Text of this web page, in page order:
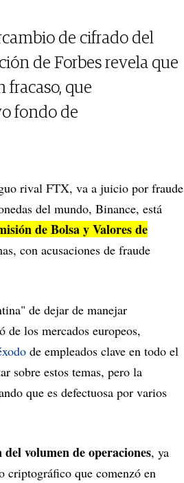
de cifrado del
de Forbes revela que
fracaso, que
fondo de
rival FTX, va a juicio por fraude
del mundo, Binance, está
de Bolsa y Valores de
con acusaciones de fraude
de dejar de manejar
de los mercados europeos,
de empleados clave en todo el
sobre estos temas, pero la
que es defectuosa por varios
volumen de operaciones, ya
criptográfico que comenzó en